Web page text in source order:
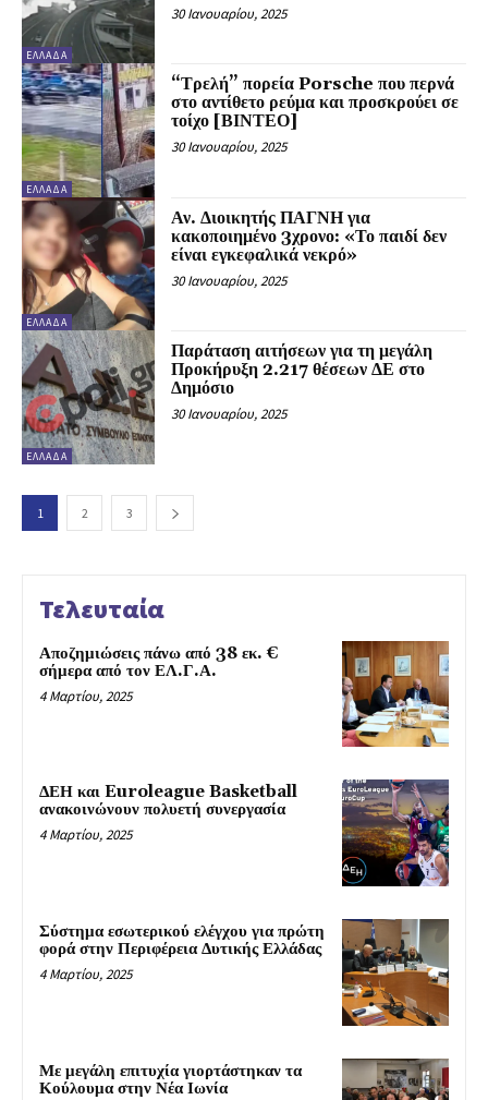
ΕΛΛΑΔΑ
30 Ιανουαρίου, 2025
ΕΛΛΑΔΑ
“Τρελή” πορεία Porsche που περνά
στο αντίθετο ρεύμα και προσκρούει σε
τοίχο [ΒΙΝΤΕΟ]
30 Ιανουαρίου, 2025
ΕΛΛΑΔΑ
Αν. Διοικητής ΠΑΓΝΗ για
κακοποιημένο 3χρονο: «Το παιδί δεν
είναι εγκεφαλικά νεκρό»
30 Ιανουαρίου, 2025
ΕΛΛΑΔΑ
Παράταση αιτήσεων για τη μεγάλη
Προκήρυξη 2.217 θέσεων ΔΕ στο
Δημόσιο
30 Ιανουαρίου, 2025
1 2 3
Τελευταία
Αποζημιώσεις πάνω από 38 εκ. €
σήμερα από τον ΕΛ.Γ.Α.
4 Μαρτίου, 2025
ΔΕΗ και Euroleague Basketball
ανακοινώνουν πολυετή συνεργασία
4 Μαρτίου, 2025
Σύστημα εσωτερικού ελέγχου για πρώτη
φορά στην Περιφέρεια Δυτικής Ελλάδας
4 Μαρτίου, 2025
Με μεγάλη επιτυχία γιορτάστηκαν τα
Κούλουμα στην Νέα Ιωνία